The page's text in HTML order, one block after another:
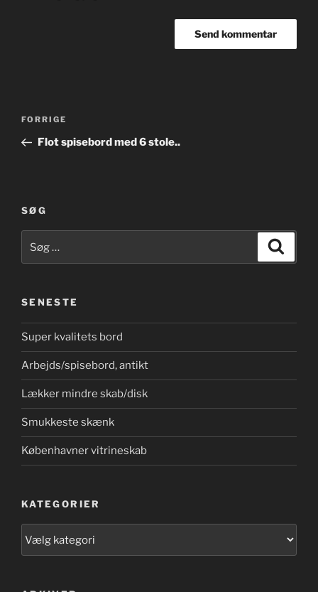
Indlægsnavigation
Forrige
indlæg
FORRIGE
Flot spisebord med 6 stole..
SØG
efter:
SENESTE
Super kvalitets bord
Arbejds/spisebord, antikt
Lækker mindre skab/disk
Smukkeste skænk
Københavner vitrineskab
KATEGORIER